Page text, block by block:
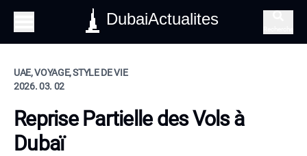
DubaiActualites
UAE, VOYAGE, STYLE DE VIE
2026. 03. 02
Reprise Partielle des Vols à
Dubaï